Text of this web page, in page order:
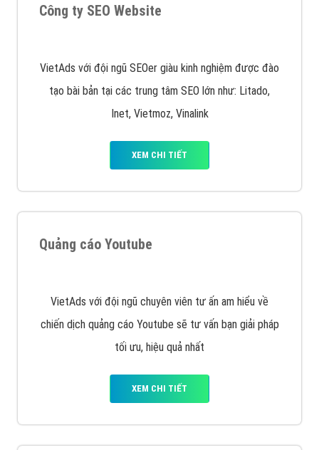
VietAds cùng bạn tìm hiểu về các hình thức
chạy quảng cáo facebook, ưu và nhược điểm của
quảng cáo facebook hiện nay.
XEM CHI TIẾT
Quảng cáo Remarketing